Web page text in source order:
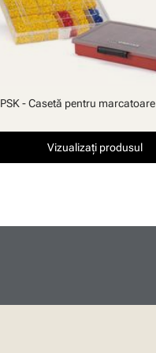
PSK - Casetă pentru marcatoare
Vizualizați produsul